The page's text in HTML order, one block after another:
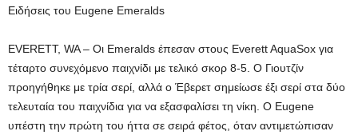
Ειδήσεις του Eugene Emeralds
EVERETT, WA – Οι Emeralds έπεσαν στους Everett AquaSox για
τέταρτο συνεχόμενο παιχνίδι με τελικό σκορ 8-5. Ο Γιουτζίν
προηγήθηκε με τρία σερί, αλλά ο Έβερετ σημείωσε έξι σερί στα δύο
τελευταία του παιχνίδια για να εξασφαλίσει τη νίκη. Ο Eugene
υπέστη την πρώτη του ήττα σε σειρά φέτος, όταν αντιμετώπισαν